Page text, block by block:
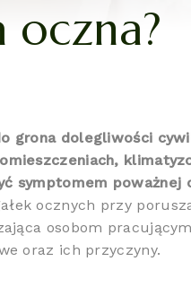
dolegliwości
symptomem
ocznych przy
osobom
oraz ich przyczyny.